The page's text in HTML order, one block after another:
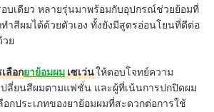
บเดียว หลายรุ่นมาพร้อมกับอุปกรณ์ช่วยย้อมที่
ำสีผมได้ด้วยตัวเอง ทั้งยังมีสูตรอ่อนโยนที่ดีต่อ
ย
ลือกยาย้อมผมเซเว่นให้ตอบโจทย์ความ
ปลี่ยนสีผมตามแฟชั่น และผู้ที่เน้นการปกปิดผม
กประเภทของยาย้อมผมที่สะดวกต่อการใช้